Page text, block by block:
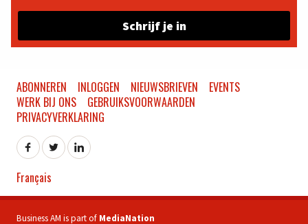
Schrijf je in
ABONNEREN INLOGGEN NIEUWSBRIEVEN
EVENTS
WERK BIJ ONS
GEBRUIKSVOORWAARDEN
PRIVACYVERKLARING
Français
Business AM is part of MediaNation